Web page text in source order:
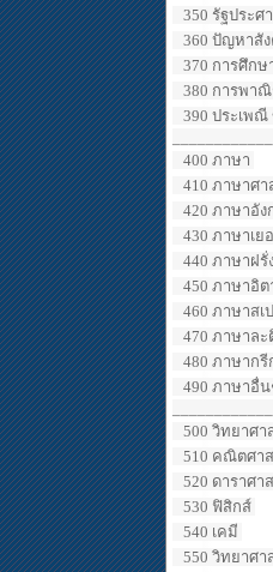
350 รัฐประศ
360 ปัญหาสั
370 การศึกษ
380 การพา
390 ประเพ
400 ภาษา
410 ภาษาศา
420 ภาษาอัง
430 ภาษาเย
440 ภาษาฝรั่
450 ภาษาอิ
460 ภาษาสเ
470 ภาษาละ
480 ภาษากรี
490 ภาษาอื่น
500 วิทยาศา
510 คณิตศา
520 ดาราศา
530 ฟิสิกส์
540 เคมี
550 วิทยาศา